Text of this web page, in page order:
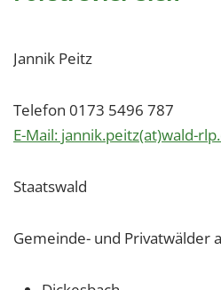
Jannik Peitz
Telefon 0173 5496 787
E-Mail: jannik.peitz(at)wald-
Staatswald
Gemeinde- und Privatwälder